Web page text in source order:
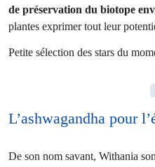
de préservation du biotope
plantes exprimer tout leur
Petite sélection des stars du
L’ashwagandha pour
De son nom savant, Withania